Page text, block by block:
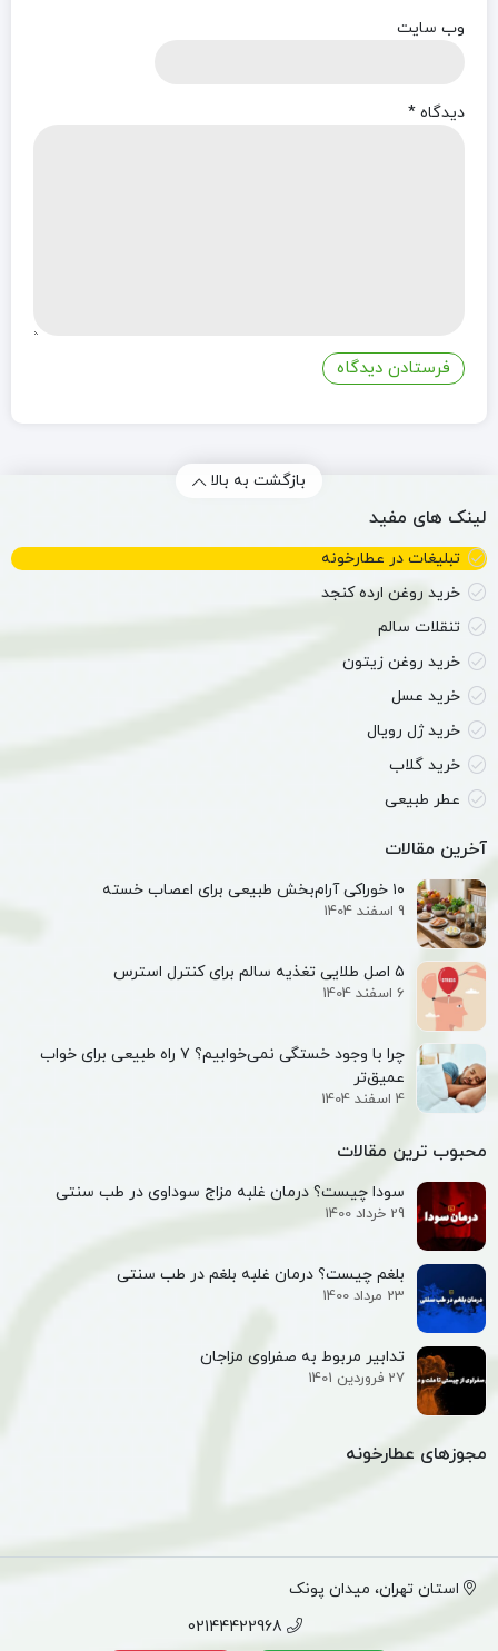
وب‌ سایت
دیدگاه *
بازگشت به بالا
لینک های مفید
تبلیغات در عطارخونه
خرید روغن ارده کنجد
تنقلات سالم
خرید روغن زیتون
خرید عسل
خرید ژل رویال
خرید گلاب
عطر طبیعی
آخرین مقالات
۱۰ خوراکی آرام‌بخش طبیعی برای اعصاب خسته
9 اسفند 1404
۵ اصل طلایی تغذیه سالم برای کنترل استرس
6 اسفند 1404
چرا با وجود خستگی نمی‌خوابیم؟ ۷ راه طبیعی برای خواب
عمیق‌تر
4 اسفند 1404
محبوب ترین مقالات
سودا چیست؟ درمان غلبه مزاج سوداوی در طب سنتی
29 خرداد 1400
بلغم چیست؟ درمان غلبه بلغم در طب سنتی
23 مرداد 1400
تدابیر مربوط به صفراوی مزاجان
27 فروردین 1401
مجوزهای عطارخونه
استان تهران، میدان پونک
02144422968